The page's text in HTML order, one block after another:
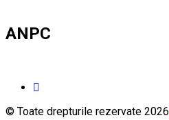
ANPC
© Toate drepturile rezervate 2026